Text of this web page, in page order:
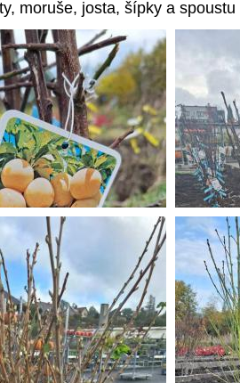
moruše, josta, šípky a spoustu